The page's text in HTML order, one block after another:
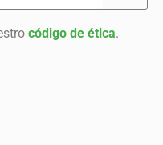
código de ética.